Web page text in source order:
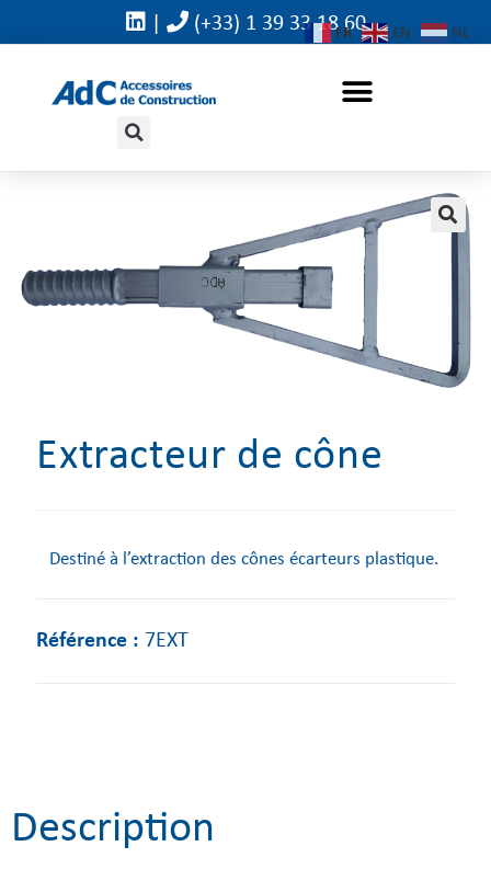
(+33) 1 39 33 18 60
Extracteur de cône
Destiné à l’extraction des cônes écarteurs plastique.
Référence : 7EXT
Description
FR EN NL